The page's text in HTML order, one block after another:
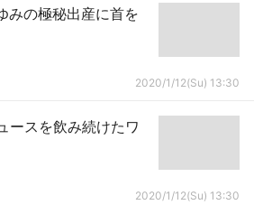
みの極秘出産に首を
2020/1/12(Su) 13:30
ースを飲み続けたワ
2020/1/12(Su) 13:30